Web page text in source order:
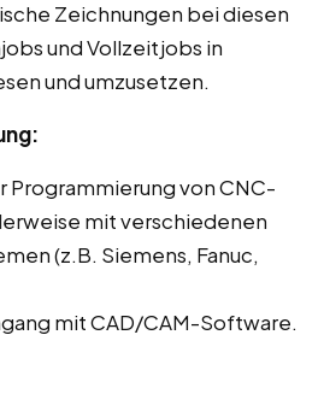
Zeichnungen bei diesen
und Vollzeitjobs in
und umzusetzen.
Programmierung von CNC-
mit verschiedenen
(z.B. Siemens, Fanuc,
mit CAD/CAM-Software.